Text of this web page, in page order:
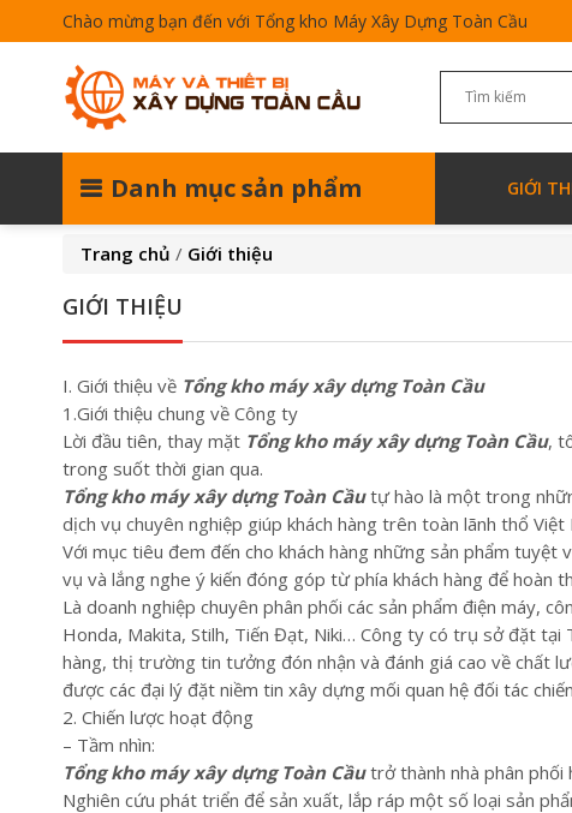
Chào mừng bạn đến với Tổng kho Máy Xây Dựng Toàn Cầu
Danh mục sản phẩm GIỚI
Trang chủ / Giới thiệu
GIỚI THIỆU
I. Giới thiệu về Tổng kho máy xây dựng Toàn Cầu
1.Giới thiệu chung về Công ty
Lời đầu tiên, thay mặt Tổng kho máy xây dựng Toàn Cầu,
trong suốt thời gian qua.
Tổng kho máy xây dựng Toàn Cầutự hào là một trong
dịch vụ chuyên nghiệp giúp khách hàng trên toàn lãnh thổ
Với mục tiêu đem đến cho khách hàng những sản phẩm tuyệt
vụ và lắng nghe ý kiến đóng góp từ phía khách hàng để hoàn
Là doanh nghiệp chuyên phân phối các sản phẩm điện máy,
Honda, Makita, Stilh, Tiến Đạt, Niki… Công ty có trụ sở đặt tại
hàng, thị trường tin tưởng đón nhận và đánh giá cao về chất
được các đại lý đặt niềm tin xây dựng mối quan hệ đối tác
2. Chiến lược hoạt động
– Tầm nhìn:
Tổng kho máy xây dựng Toàn Cầutrở thành nhà phân phối
Nghiên cứu phát triển để sản xuất, lắp ráp một số loại sản